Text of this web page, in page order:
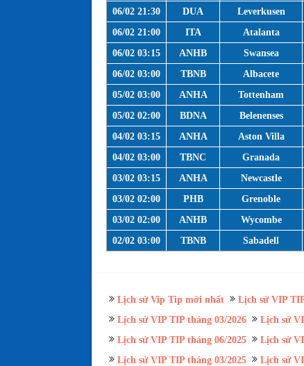
06/02 21:30
DUA Leverkusen
06/02 21:00
ITA Atalanta
06/02 03:15
ANHB Swansea
06/02 03:00
TBNB Albacete
05/02 03:00
ANHA Tottenham
05/02 02:00
BDNA Belenenses
04/02 03:15
ANHA Aston Villa
04/02 03:00
TBNC Granada
03/02 03:15
ANHA Newcastle
03/02 02:00
PHB Grenoble
03/02 02:00
ANHB Wycombe
02/02 03:00
TBNB Sabadell
Lịch sử Vip Tip mới nhất Lịch sử VIP
Lịch sử VIP TIP tháng 03/2026
Lịch sử
Lịch sử VIP TIP tháng 06/2025
Lịch sử
Lịch sử VIP TIP tháng 03/2025
Lịch sử